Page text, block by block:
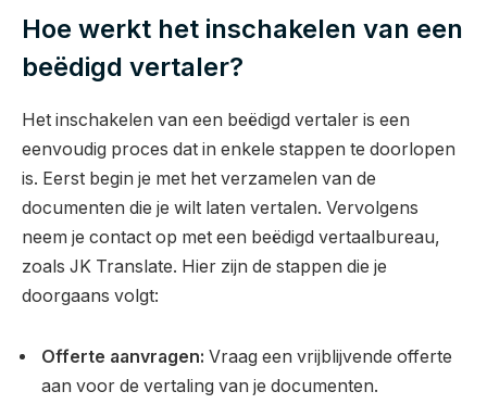
Hoe werkt het inschakelen van een
beëdigd vertaler?
Het inschakelen van een beëdigd vertaler is een
eenvoudig proces dat in enkele stappen te doorlopen
is. Eerst begin je met het verzamelen van de
documenten die je wilt laten vertalen. Vervolgens
neem je contact op met een beëdigd vertaalbureau,
zoals JK Translate. Hier zijn de stappen die je
doorgaans volgt:
Offerte aanvragen: Vraag een vrijblijvende offerte
aan voor de vertaling van je documenten.